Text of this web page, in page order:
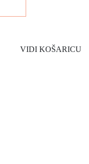
VIDI KOŠARICU